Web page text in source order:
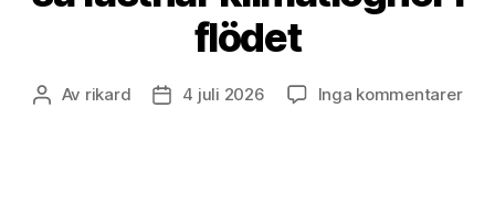
flödet
Inläggsförfattare
Av rikard Inläggsdatum
4 juli 2026 Inga kommentarertill